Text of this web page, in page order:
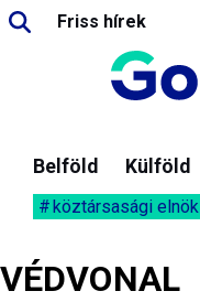
Friss hírek
Belföld Külföld
köztársasági elnök
VÉDVONAL